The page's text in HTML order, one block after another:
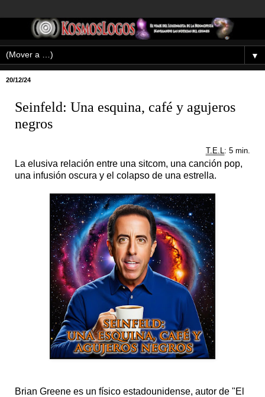
▼
20/12/24
Seinfeld: Una esquina, café y agujeros
negros
T.E.L : 5 min.
La elusiva relación entre una sitcom, una canción pop,
una infusión oscura y el colapso de una estrella.
Brian Greene es un físico estadounidense, autor de "El